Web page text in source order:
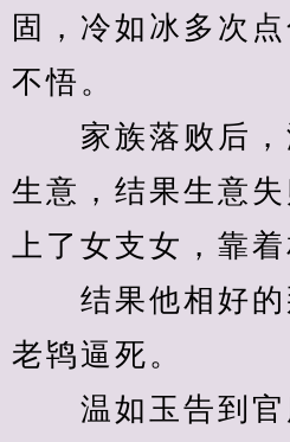
固，冷如冰多次
不悟。
家族落败后，
生意，结果生意
上了女支女，靠着
结果他相好的
老鸨逼死。
温如玉告到官